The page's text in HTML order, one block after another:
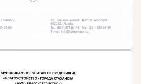
контроля и обеспечения